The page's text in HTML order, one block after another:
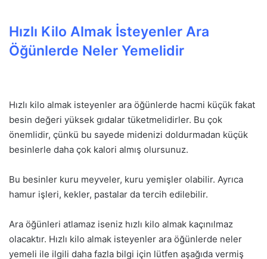
Hızlı Kilo Almak İsteyenler Ara
Öğünlerde Neler Yemelidir
Hızlı kilo almak isteyenler ara öğünlerde hacmi küçük fakat
besin değeri yüksek gıdalar tüketmelidirler. Bu çok
önemlidir, çünkü bu sayede midenizi doldurmadan küçük
besinlerle daha çok kalori almış olursunuz.
Bu besinler kuru meyveler, kuru yemişler olabilir. Ayrıca
hamur işleri, kekler, pastalar da tercih edilebilir.
Ara öğünleri atlamaz iseniz hızlı kilo almak kaçınılmaz
olacaktır. Hızlı kilo almak isteyenler ara öğünlerde neler
yemeli ile ilgili daha fazla bilgi için lütfen aşağıda vermiş